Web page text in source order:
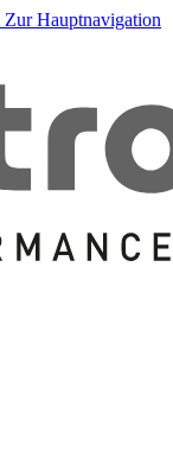
Zur Hauptnavigation